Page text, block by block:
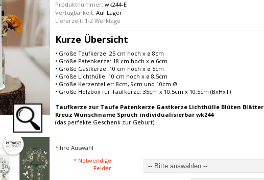
Produktnummer: wk244-E
Verfügbarkeit: Auf Lager
Lieferzeit: 1-2 Werktage
Kurze Übersicht
• Größe Taufkerze: 25 cm hoch x ø 8cm
• Größe Patenkerze: 18 cm hoch x ø 6cm
• Größe Gastkerze: 10 cm hoch x ø 5cm
• Größe Lichthülle: 10 cm hoch x ø 8,5cm
• Größe Kerzenteller: 8cm, 9cm und 10cm Ø
• Größe Holzbox für Taufkerze: 35cm x 10,5cm x 10,5cm (BxHxT)
Taufkerze zur Taufe Patenkerze Gastkerze Lichthülle Blüten Blätter
Kreuz Wunschname Spruch individualisierbar wk244
(das perfekte Geschenk zur Geburt)
*Ihre Auswahl
* Notwendige
Felder